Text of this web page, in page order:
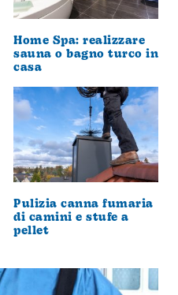
Home Spa: realizzare
sauna o bagno turco in
casa
Pulizia canna fumaria
di camini e stufe a
pellet